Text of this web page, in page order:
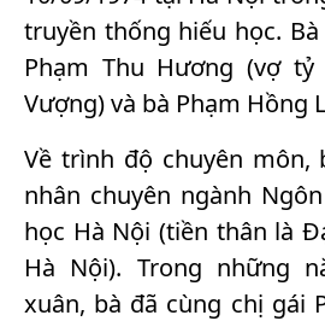
truyền thống hiếu học.
Phạm Thu Hương (vợ
Vượng) và bà Phạm Hồng
Về trình độ chuyên môn,
nhân chuyên ngành
học Hà Nội (tiền thân là
Hà Nội). Trong những
xuân, bà đã cùng chị gái